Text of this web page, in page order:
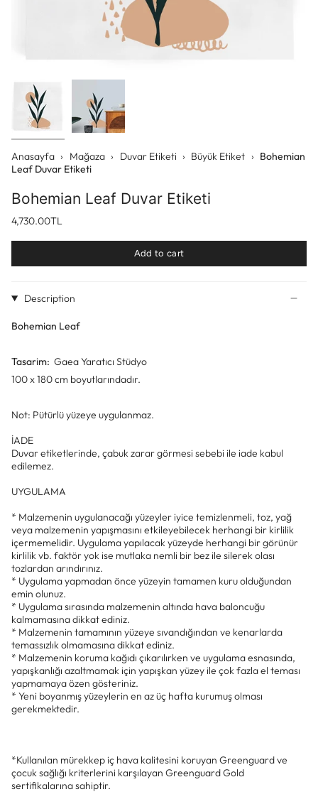
Anasayfa › Mağaza › Duvar Etiketi › Büyük Etiket › Bohemian
Leaf Duvar Etiketi
Bohemian Leaf Duvar Etiketi
4,730.00TL
Add to cart
Description
Bohemian Leaf
Tasarim: Gaea Yaratıcı Stüdyo
100 x 180 cm boyutlarındadır.
Not: Pütürlü yüzeye uygulanmaz.
İADE
Duvar etiketlerinde, çabuk zarar görmesi sebebi ile iade kabul
edilemez.
UYGULAMA
* Malzemenin uygulanacağı yüzeyler iyice temizlenmeli, toz, yağ
veya malzemenin yapışmasını etkileyebilecek herhangi bir kirlilik
içermemelidir. Uygulama yapılacak yüzeyde herhangi bir görünür
kirlilik vb. faktör yok ise mutlaka nemli bir bez ile silerek olası
tozlardan arındırınız.
* Uygulama yapmadan önce yüzeyin tamamen kuru olduğundan
emin olunuz.
* Uygulama sırasında malzemenin altında hava baloncuğu
kalmamasına dikkat ediniz.
* Malzemenin tamamının yüzeye sıvandığından ve kenarlarda
temassızlık olmamasına dikkat ediniz.
* Malzemenin koruma kağıdı çıkarılırken ve uygulama esnasında,
yapışkanlığı azaltmamak için yapışkan yüzey ile çok fazla el teması
yapmamaya özen gösteriniz.
* Yeni boyanmış yüzeylerin en az üç hafta kurumuş olması
gerekmektedir.
*Kullanılan mürekkep iç hava kalitesini koruyan Greenguard ve
çocuk sağlığı kriterlerini karşılayan Greenguard Gold
sertifikalarına sahiptir.